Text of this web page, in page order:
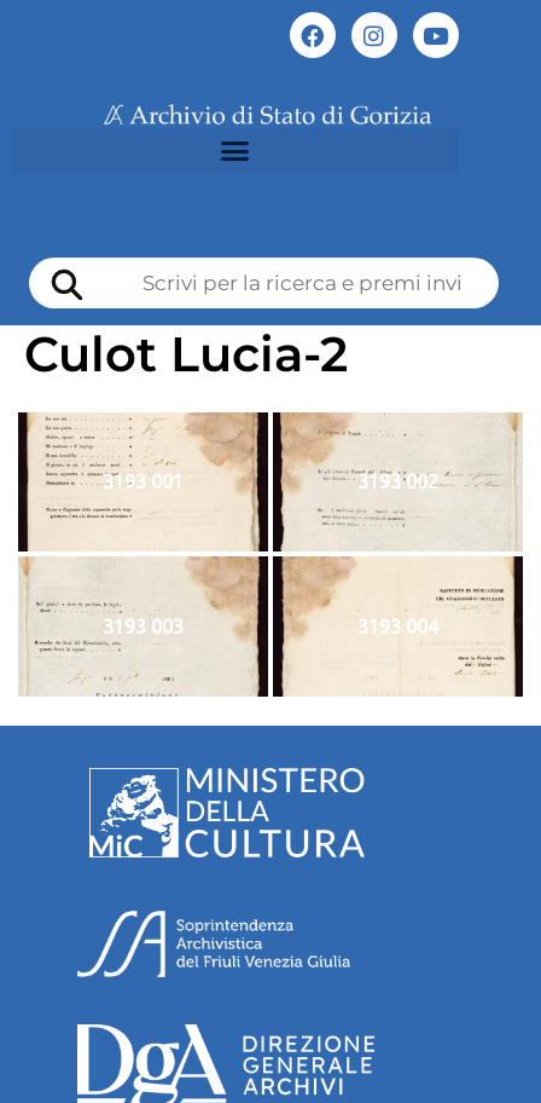
Culot Lucia-2
3193 001 3193 002
3193 003 3193 004